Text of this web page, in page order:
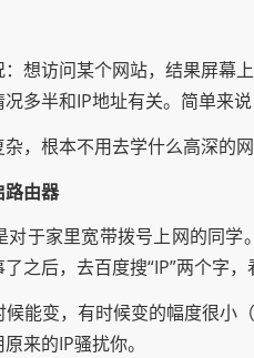
想访问某个网站，结果屏
多半和IP地址有关。简单来
，根本不用去学什么高深的
由器
于家里宽带拨号上网的同
之后，去百度搜“IP”两个字
能变，有时候变的幅度很小
来的IP骚扰你。